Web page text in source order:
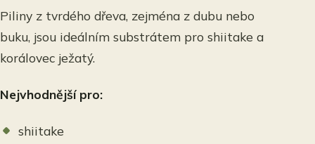
Piliny z tvrdého dřeva, zejména z dubu nebo
buku, jsou ideálním substrátem pro shiitake a
korálovec ježatý.
Nejvhodnější pro:
shiitake